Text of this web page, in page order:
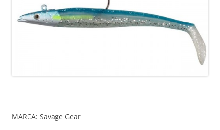
MARCA: Savage Gear